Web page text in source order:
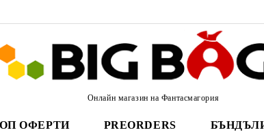
Онлайн магазин на Фантасмагория
ОФЕРТИ PREORDERS